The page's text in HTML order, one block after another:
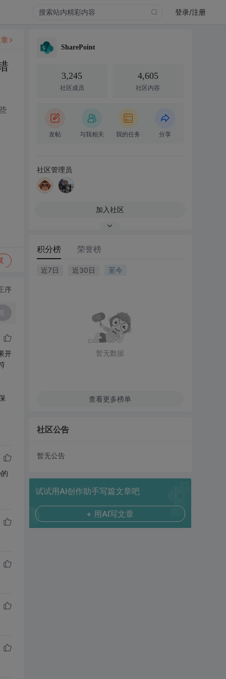
登录/注册
序
开
SharePoint
3,245
社区成员
4,605
社区内容
发帖 与我相关 我的任务 分享
社区管理员
加入社区
积分榜 荣誉榜
近7日 近30日 至今
暂无数据
查看更多榜单
社区公告
暂无公告
试试用AI创作助手写篇文章吧
+ 用AI写文章